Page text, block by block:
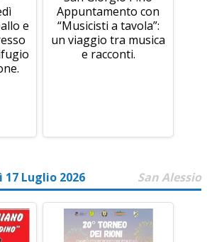
e
Appuntamento con
“Musicisti a tavola”:
un viaggio tra musica
e racconti.
17 Luglio 2026 San Alessio